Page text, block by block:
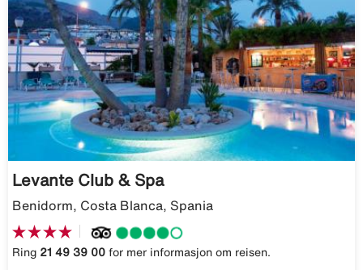
Levante Club & Spa
Benidorm, Costa Blanca, Spania
Ring 21 49 39 00 for mer informasjon om reisen.